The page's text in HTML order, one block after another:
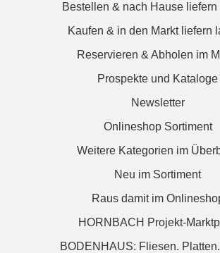
Bestellen & nach Hause liefern
Kaufen & in den Markt liefern
Reservieren & Abholen im
Prospekte und Kataloge
Newsletter
Onlineshop Sortiment
Weitere Kategorien im
Neu im Sortiment
Raus damit im
HORNBACH Projekt-
BODENHAUS: Fliesen.